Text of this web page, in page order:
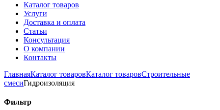
Каталог товаров
Услуги
Доставка и оплата
Статьи
Консультация
О компании
Контакты
ГлавнаяКаталог товаровКаталог товаровСтроительные
смесиГидроизоляция
Фильтр